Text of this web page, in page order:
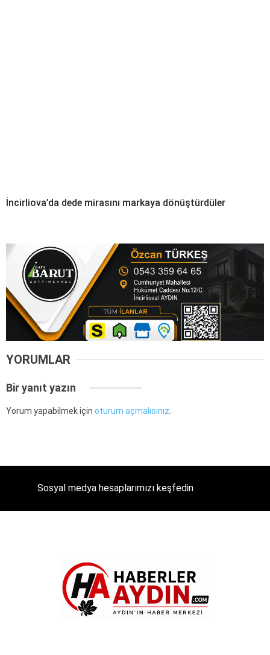
İncirliova’da dede mirasını markaya dönüştürdüler
YORUMLAR
Bir yanıt yazın
Yorum yapabilmek için oturum açmalısınız.
Sosyal medya hesaplarımızı keşfedin